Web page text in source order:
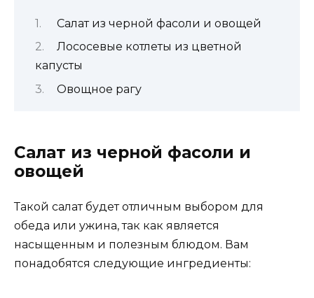
Салат из черной фасоли и овощей
Лососевые котлеты из цветной
капусты
Овощное рагу
Салат из черной фасоли и
овощей
Такой салат будет отличным выбором для
обеда или ужина, так как является
насыщенным и полезным блюдом. Вам
понадобятся следующие ингредиенты: